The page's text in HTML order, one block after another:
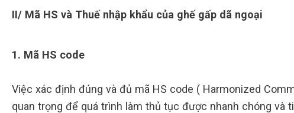
II/ Mã HS và Thuế nhập khẩu của ghế gấp dã ngoại
1. Mã HS code
Việc xác định đúng và đủ mã HS code ( Harmonized
quan trọng để quá trình làm thủ tục được nhanh chóng và